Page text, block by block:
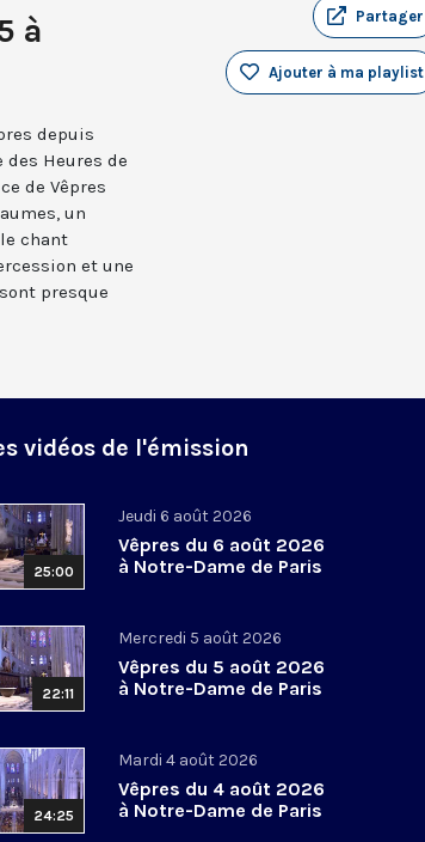
à
Partager
Ajouter à ma playlist
depuis
des Heures de
de Vêpres
un
chant
et une
presque
vidéos de l'émission
25:00
Jeudi 6 août 2026
Vêpres du 6 août 2026
à Notre-Dame de Paris
22:11
Mercredi 5 août 2026
Vêpres du 5 août 2026
à Notre-Dame de Paris
24:25
Mardi 4 août 2026
Vêpres du 4 août 2026
à Notre-Dame de Paris